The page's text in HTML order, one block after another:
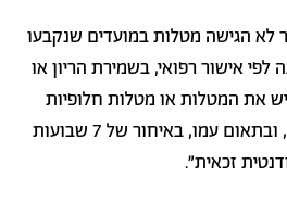
לא הגישה מטלות במועדים שנקבעו
אישור רפואי, בשמירת הריון או
את המטלות או מטלות חלופיות
בהתאם להחלטת המרצה, ובתאום עמו, באיחור של 7 שבועות
זכאית".